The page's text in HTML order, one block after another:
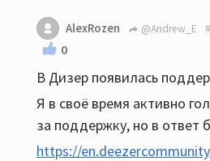
AlexRozen @Andrew_E
0
В Дизер появилась
Я в своё время активно
за поддержку, но в ответ
https://